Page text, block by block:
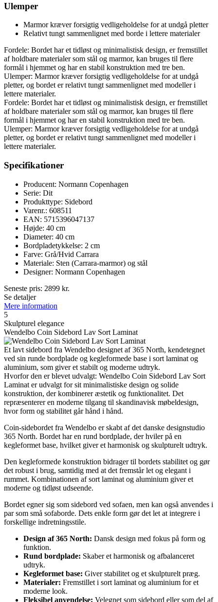
Ulemper
Marmor kræver forsigtig vedligeholdelse for at undgå pletter
Relativt tungt sammenlignet med borde i lettere materialer
Fordele: Bordet har et tidløst og minimalistisk design, er fremstillet
af holdbare materialer som stål og marmor, kan bruges til flere
formål i hjemmet og har en stabil konstruktion med tre ben.
Ulemper: Marmor kræver forsigtig vedligeholdelse for at undgå
pletter, og bordet er relativt tungt sammenlignet med modeller i
lettere materialer.
Fordele: Bordet har et tidløst og minimalistisk design, er fremstillet
af holdbare materialer som stål og marmor, kan bruges til flere
formål i hjemmet og har en stabil konstruktion med tre ben.
Ulemper: Marmor kræver forsigtig vedligeholdelse for at undgå
pletter, og bordet er relativt tungt sammenlignet med modeller i
lettere materialer.
Specifikationer
Producent: Normann Copenhagen
Serie: Dit
Produkttype: Sidebord
Varenr.: 608511
EAN: 5715396047137
Højde: 40 cm
Diameter: 40 cm
Bordpladetykkelse: 2 cm
Farve: Grå/Hvid Carrara
Materiale: Sten (Carrara-marmor) og stål
Designer: Normann Copenhagen
Seneste pris: 2899 kr.
Se detaljer
Mere information
5
Skulpturel elegance
Wendelbo Coin Sidebord Lav Sort Laminat
Et lavt sidebord fra Wendelbo designet af 365 North, kendetegnet
ved sin runde bordplade og kegleformede base i sort laminat og
aluminium, som giver et stabilt og moderne udtryk.
Hvorfor den er blevet udvalgt: Wendelbo Coin Sidebord Lav Sort
Laminat er udvalgt for sit minimalistiske design og solide
konstruktion, der kombinerer æstetik og funktionalitet. Det
repræsenterer en moderne tilgang til skandinavisk møbeldesign,
hvor form og stabilitet går hånd i hånd.
Coin-sidebordet fra Wendelbo er skabt af det danske designstudio
365 North. Bordet har en rund bordplade, der hviler på en
kegleformet base, hvilket giver et harmonisk og skulpturelt udtryk.
Den kegleformede konstruktion bidrager til bordets stabilitet og gør
det robust i brug, samtidig med at det fremstår let og elegant i
rummet. Kombinationen af sort laminat og aluminium giver et
moderne og tidløst udseende.
Bordet egner sig som sidebord ved sofaen, men kan også anvendes i
par som små sofaborde. Dets enkle form gør det let at integrere i
forskellige indretningsstile.
Design af 365 North: Dansk design med fokus på form og
funktion.
Rund bordplade: Skaber et harmonisk og afbalanceret
udtryk.
Kegleformet base: Giver stabilitet og et skulpturelt præg.
Materialer: Fremstillet i sort laminat og aluminium for et
moderne look.
Fleksibel anvendelse: Velegnet som sidebord eller som del af